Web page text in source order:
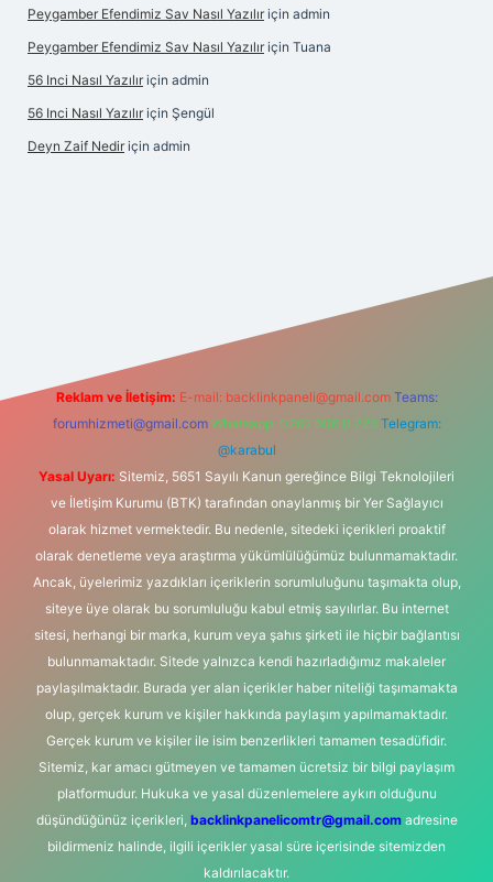
Peygamber Efendimiz Sav Nasıl Yazılır için admin
Peygamber Efendimiz Sav Nasıl Yazılır için Tuana
56 Inci Nasıl Yazılır için admin
56 Inci Nasıl Yazılır için Şengül
Deyn Zaif Nedir için admin
Reklam ve İletişim: E-mail: backlinkpaneli@gmail.com Teams:
forumhizmeti@gmail.com Whatsapp: 0262 606 0 726 Telegram:
@karabul
Yasal Uyarı: Sitemiz, 5651 Sayılı Kanun gereğince Bilgi Teknolojileri
ve İletişim Kurumu (BTK) tarafından onaylanmış bir Yer Sağlayıcı
olarak hizmet vermektedir. Bu nedenle, sitedeki içerikleri proaktif
olarak denetleme veya araştırma yükümlülüğümüz bulunmamaktadır.
Ancak, üyelerimiz yazdıkları içeriklerin sorumluluğunu taşımakta olup,
siteye üye olarak bu sorumluluğu kabul etmiş sayılırlar. Bu internet
sitesi, herhangi bir marka, kurum veya şahıs şirketi ile hiçbir bağlantısı
bulunmamaktadır. Sitede yalnızca kendi hazırladığımız makaleler
paylaşılmaktadır. Burada yer alan içerikler haber niteliği taşımamakta
olup, gerçek kurum ve kişiler hakkında paylaşım yapılmamaktadır.
Gerçek kurum ve kişiler ile isim benzerlikleri tamamen tesadüfidir.
Sitemiz, kar amacı gütmeyen ve tamamen ücretsiz bir bilgi paylaşım
platformudur. Hukuka ve yasal düzenlemelere aykırı olduğunu
düşündüğünüz içerikleri, backlinkpanelicomtr@gmail.comadresine
bildirmeniz halinde, ilgili içerikler yasal süre içerisinde sitemizden
kaldırılacaktır.